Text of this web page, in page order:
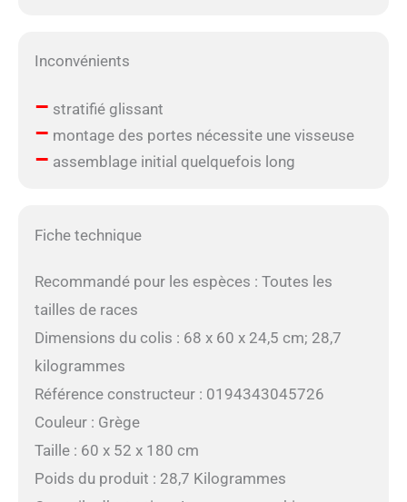
Inconvénients
– stratifié glissant
– montage des portes nécessite une visseuse
– assemblage initial quelquefois long
Fiche technique
Recommandé pour les espèces : Toutes les
tailles de races
Dimensions du colis : 68 x 60 x 24,5 cm; 28,7
kilogrammes
Référence constructeur : 0194343045726
Couleur : Grège
Taille : 60 x 52 x 180 cm
Poids du produit : 28,7 Kilogrammes